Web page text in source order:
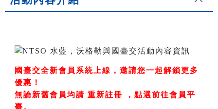
國臺交全新會員系統上線，邀請您一起解鎖更多
優惠！
無論新舊會員均請 重新註冊 ， 點選前往會員平
臺。